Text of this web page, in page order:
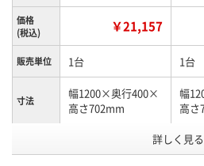
価格
(税込)
￥21,157
販売単位 1台 1台
寸法
幅1200×奥行400×
高さ702mm
幅
高さ
ナチ
詳しく見る